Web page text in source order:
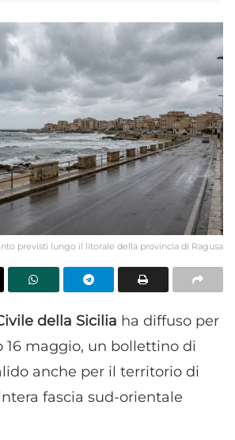
previsti lungo il litorale della provincia di Ragusa
della Sicilia ha diffuso per
16 maggio, un bollettino di
anche per il territorio di
fascia sud-orientale